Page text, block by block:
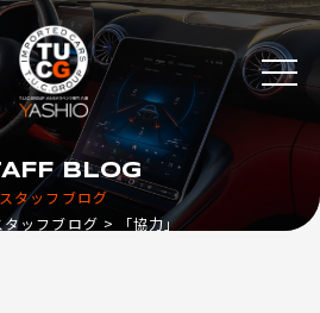
スタッフブログ
BLOG
タッフブログ 「協力」